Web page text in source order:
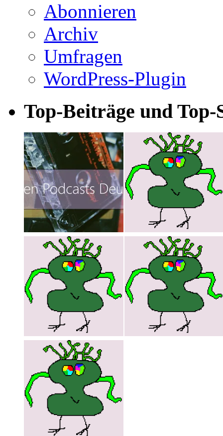
Abonnieren
Archiv
Umfragen
WordPress-Plugin
Top-Beiträge und Top-